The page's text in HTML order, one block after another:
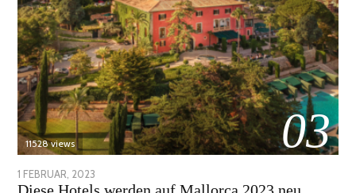
03
11528 views
POSTED
ON
1 FEBRUAR, 2023
FEBRUAR,